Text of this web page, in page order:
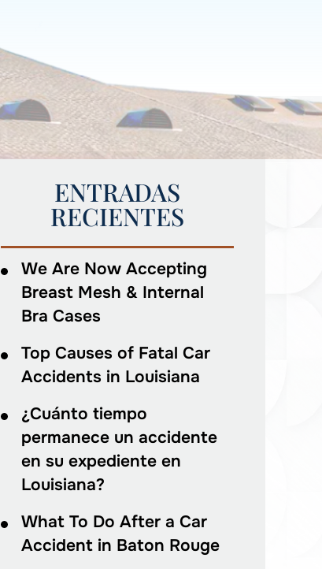
ENTRADAS
RECIENTES
We Are Now Accepting
Breast Mesh & Internal
Bra Cases
Top Causes of Fatal Car
Accidents in Louisiana
¿Cuánto tiempo
permanece un accidente
en su expediente en
Louisiana?
What To Do After a Car
Accident in Baton Rouge